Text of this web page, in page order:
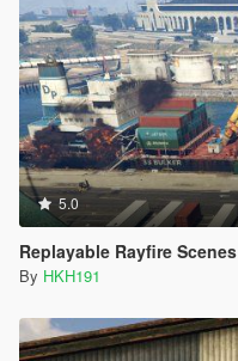
5.0
Replayable Rayfire Scenes
By HKH191